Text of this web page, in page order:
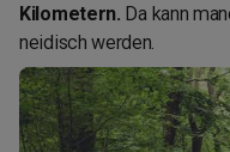
Kilometern. Da kann
neidisch werden.